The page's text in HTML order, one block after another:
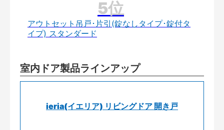
アウトセット吊戸･片引(錠なしタイプ･錠付タ
イプ) スタンダード
室内ドア製品ラインアップ
ieria(イエリア) リビングドア 開き戸